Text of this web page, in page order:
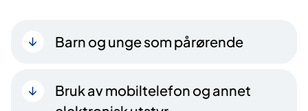
Barn og unge som pårørende
Bruk av mobiltelefon og annet